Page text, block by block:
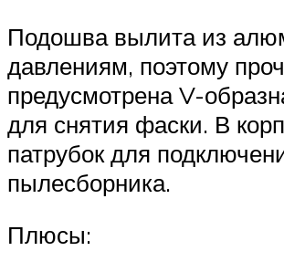
Подошва вылита из
давлениям, поэтому
предусмотрена V-
для снятия фаски. В
патрубок для
пылесборника.
Плюсы: